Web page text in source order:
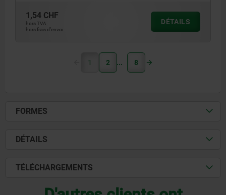
1,54 CHF
hors TVA
hors frais d’envoi
DÉTAILS
1 2 8
FORMES
DÉTAILS
TÉLÉCHARGEMENTS